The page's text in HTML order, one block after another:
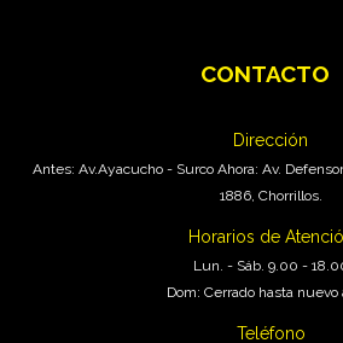
Pro Carwash
CONTACTO
Dirección
Antes: Av.Ayacucho - Surco Ahora: Av.
1886, Chorrillos.
Horarios de
Lun. - Sáb. 9.00 -
Dom: Cerrado hasta nuevo
Teléfono